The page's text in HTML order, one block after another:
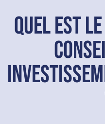
Quel est